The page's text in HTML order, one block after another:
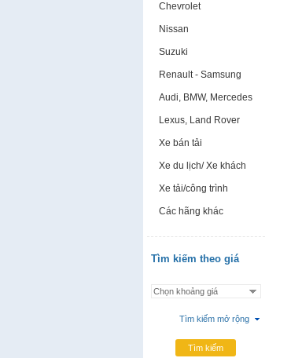
Chevrolet
Nissan
Suzuki
Renault - Samsung
Audi, BMW, Mercedes
Lexus, Land Rover
Xe bán tải
Xe du lịch/ Xe khách
Xe tải/công trình
Các hãng khác
Tìm kiếm theo giá
Tìm kiếm mở rộng
Tìm kiếm